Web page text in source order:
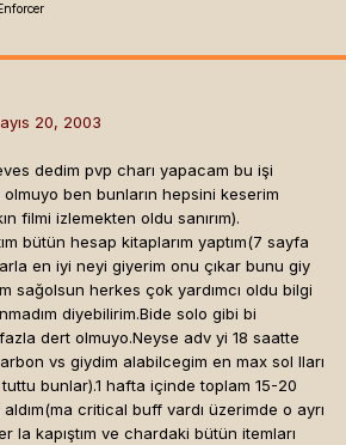
Enforcer
20, 2003
dedim pvp charı yapacam bu işi
ben bunların hepsini keserim
filmi izlemekten oldu sanırım).
bütün hesap kitaplarım yaptım(7 sayfa
en iyi neyi giyerim onu çıkar bunu giy
sağolsun herkes çok yardımcı oldu bilgi
diyebilirim.Bide solo gibi bi
dert olmuyo.Neyse adv yi 18 saatte
vs giydim alabilcegim en max sol lları
tuttu bunlar).1 hafta içinde toplam 15-20
aldım(ma critical buff vardı üzerimde o ayrı
la kapıştım ve chardaki bütün itemları